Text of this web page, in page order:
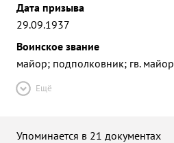
Дата призыва
29.09.1937
Воинское звание
майор; подполковник; гв. майор
Ещё
Упоминается в 21 документах